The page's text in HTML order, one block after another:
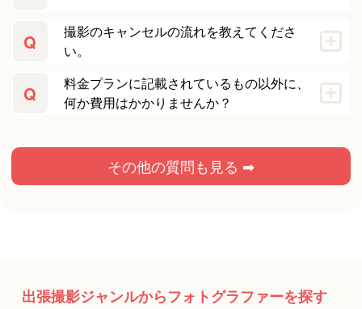
Q
撮影のキャンセルの流れを教えてくださ
い。
Q
料金プランに記載されているもの以外に、
何か費用はかかりませんか？
その他の質問も見る ➡
出張撮影ジャンルからフォトグラファーを探す